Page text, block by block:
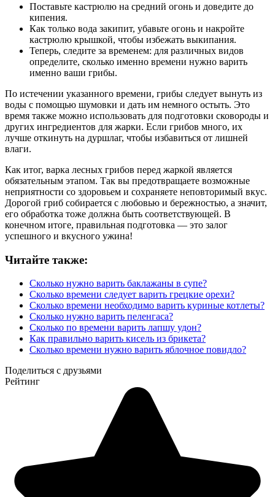
Поставьте кастрюлю на средний огонь и доведите до
кипения.
Как только вода закипит, убавьте огонь и накройте
кастрюлю крышкой, чтобы избежать выкипания.
Теперь, следите за временем: для различных видов
определите, сколько именно времени нужно варить
именно ваши грибы.
По истечении указанного времени, грибы следует вынуть из
воды с помощью шумовки и дать им немного остыть. Это
время также можно использовать для подготовки сковороды и
других ингредиентов для жарки. Если грибов много, их
лучше откинуть на дуршлаг, чтобы избавиться от лишней
влаги.
Как итог, варка лесных грибов перед жаркой является
обязательным этапом. Так вы предотвращаете возможные
неприятности со здоровьем и сохраняете неповторимый вкус.
Дорогой гриб собирается с любовью и бережностью, а значит,
его обработка тоже должна быть соответствующей. В
конечном итоге, правильная подготовка — это залог
успешного и вкусного ужина!
Читайте также:
Сколько нужно варить баклажаны в супе?
Сколько времени следует варить грецкие орехи?
Сколько времени необходимо варить куриные котлеты?
Сколько нужно варить пеленгаса?
Сколько по времени варить лапшу удон?
Как правильно варить кисель из брикета?
Сколько времени нужно варить яблочное повидло?
Поделиться с друзьями
Рейтинг